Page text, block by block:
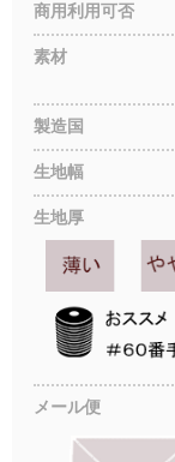
商用利用可否
素材
製造国
生地幅
生地厚
メール便